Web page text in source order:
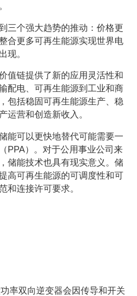
三个强大趋势的推动：价格更
合更多可再生能源实现世界电
现。
值链提供了新的应用灵活性和
配电、可再生能源到工业和商
包括稳固可再生能源生产、稳
运营和创造新收入。
能可以更快地替代可能需要一
PPA）。对于公用事业公司来
储能技术也具有现实意义。储
高可再生能源的可调度性和可
和连接许可要求。
率双向逆变器会因传导和开关